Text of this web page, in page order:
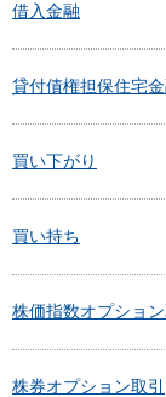
借入金融
貸付債権担保住宅
買い下がり
買い持ち
株価指数オプション
株券オプション取引